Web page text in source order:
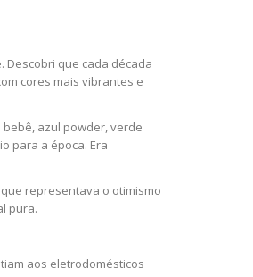
Descobri que cada década
cores mais vibrantes e
azul powder, verde
para a época. Era
representava o otimismo
pura.
aos eletrodomésticos